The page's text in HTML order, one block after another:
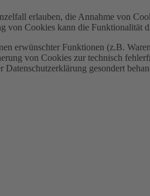
erlauben, die Annahme von
Cookies kann die Funktionalität
erwünschter Funktionen (z.B.
von Cookies zur technisch
gesondert